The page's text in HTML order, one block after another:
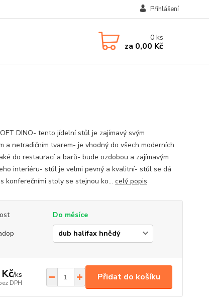
Přihlášení
0ks
za 0,00 Kč
DINO- tento jídelní stůl je zajímavý svým
a netradičním tvarem- je vhodný do všech moderních
do restaurací a barů- bude ozdobou a zajímavým
interiéru- stůl je velmi pevný a kvalitní- stůl se dá
konferečními stoly se stejnou ko... celý popis
Do měsíce
/ks
DPH
Přidat do košíku